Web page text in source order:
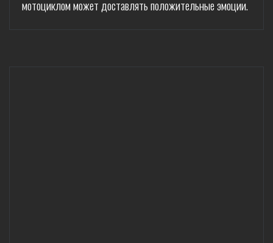
мотоциклом может доставлять положительные эмоции.